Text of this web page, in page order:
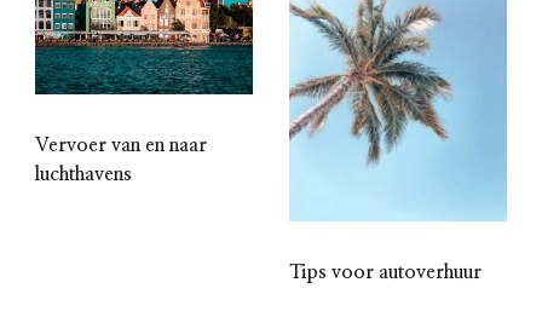
Vervoer van en naar
luchthavens
Tips voor autoverhuur